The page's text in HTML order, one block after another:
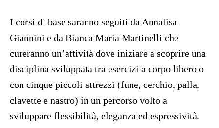
I corsi di base saranno seguiti da Annalisa
Giannini e da Bianca Maria Martinelli che
cureranno un’attività dove iniziare a scoprire una
disciplina sviluppata tra esercizi a corpo libero o
con cinque piccoli attrezzi (fune, cerchio, palla,
clavette e nastro) in un percorso volto a
sviluppare flessibilità, eleganza ed espressività.